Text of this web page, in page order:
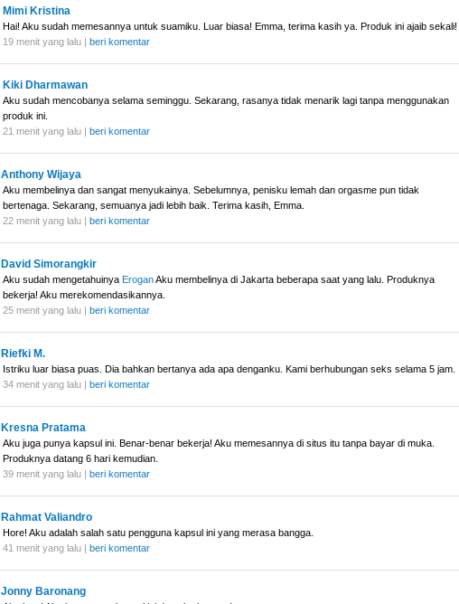
Mimi Kristina
Hai! Aku sudah memesannya untuk suamiku. Luar biasa! Emma, terima kasih ya. Produk ini ajaib sekali!
19 menit yang lalu | beri komentar
Kiki Dharmawan
Aku sudah mencobanya selama seminggu. Sekarang, rasanya tidak menarik lagi tanpa menggunakan
produk ini.
21 menit yang lalu | beri komentar
Anthony Wijaya
Aku membelinya dan sangat menyukainya. Sebelumnya, penisku lemah dan orgasme pun tidak
bertenaga. Sekarang, semuanya jadi lebih baik. Terima kasih, Emma.
22 menit yang lalu | beri komentar
David Simorangkir
Aku sudah mengetahuinya EroganAku membelinya di Jakarta beberapa saat yang lalu. Produknya
bekerja! Aku merekomendasikannya.
25 menit yang lalu | beri komentar
Riefki M.
Istriku luar biasa puas. Dia bahkan bertanya ada apa denganku. Kami berhubungan seks selama 5 jam.
34 menit yang lalu | beri komentar
Kresna Pratama
Aku juga punya kapsul ini. Benar-benar bekerja! Aku memesannya di situs itu tanpa bayar di muka.
Produknya datang 6 hari kemudian.
39 menit yang lalu | beri komentar
Rahmat Valiandro
Hore! Aku adalah salah satu pengguna kapsul ini yang merasa bangga.
41 menit yang lalu | beri komentar
Jonny Baronang